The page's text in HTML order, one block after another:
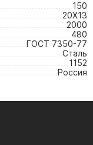
150
20Х13
2000
480
ГОСТ 7350-77
Сталь
1152
Россия